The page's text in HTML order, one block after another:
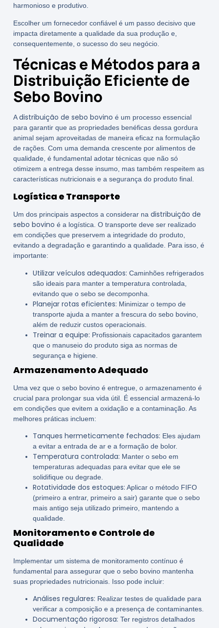
harmonioso e produtivo.
Escolher um fornecedor confiável é um passo decisivo que
impacta diretamente a qualidade da sua produção e,
consequentemente, o sucesso do seu negócio.
Técnicas e Métodos para a
Distribuição Eficiente de
Sebo Bovino
Adistribuição de sebo bovino é um processo essencial
para garantir que as propriedades benéficas dessa gordura
animal sejam aproveitadas de maneira eficaz na formulação
de rações. Com uma demanda crescente por alimentos de
qualidade, é fundamental adotar técnicas que não só
otimizem a entrega desse insumo, mas também respeitem as
características nutricionais e a segurança do produto final.
Logística e Transporte
Um dos principais aspectos a considerar na distribuição de
sebo bovino é a logística. O transporte deve ser realizado
em condições que preservem a integridade do produto,
evitando a degradação e garantindo a qualidade. Para isso, é
importante:
Utilizar veículos adequados: Caminhões refrigerados
são ideais para manter a temperatura controlada,
evitando que o sebo se decomponha.
Planejar rotas eficientes: Minimizar o tempo de
transporte ajuda a manter a frescura do sebo bovino,
além de reduzir custos operacionais.
Treinar a equipe: Profissionais capacitados garantem
que o manuseio do produto siga as normas de
segurança e higiene.
Armazenamento Adequado
Uma vez que o sebo bovino é entregue, o armazenamento é
crucial para prolongar sua vida útil. É essencial armazená-lo
em condições que evitem a oxidação e a contaminação. As
melhores práticas incluem:
Tanques hermeticamente fechados: Eles ajudam
a evitar a entrada de ar e a formação de bolor.
Temperatura controlada: Manter o sebo em
temperaturas adequadas para evitar que ele se
solidifique ou degrade.
Rotatividade dos estoques: Aplicar o método FIFO
(primeiro a entrar, primeiro a sair) garante que o sebo
mais antigo seja utilizado primeiro, mantendo a
qualidade.
Monitoramento e Controle de
Qualidade
Implementar um sistema de monitoramento contínuo é
fundamental para assegurar que o sebo bovino mantenha
suas propriedades nutricionais. Isso pode incluir:
Análises regulares: Realizar testes de qualidade para
verificar a composição e a presença de contaminantes.
Documentação rigorosa: Ter registros detalhados